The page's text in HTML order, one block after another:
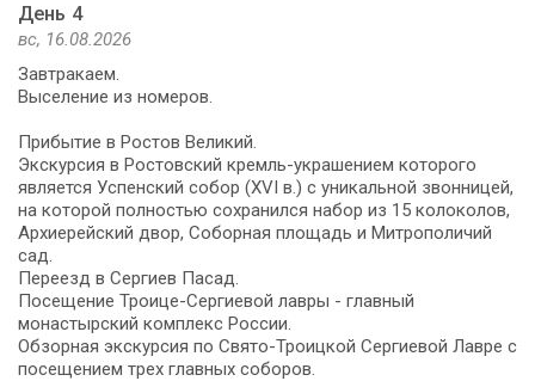
День 4
вс, 16.08.2026
Завтракаем.
Выселение из номеров.
Прибытие в Ростов Великий.
Экскурсия в Ростовский кремль-украшением которого
является Успенский собор (XVI в.) с уникальной звонницей,
на которой полностью сохранился набор из 15 колоколов,
Архиерейский двор, Соборная площадь и Митрополичий
сад.
Переезд в Сергиев Пасад.
Посещение Троице-Сергиевой лавры - главный
монастырский комплекс России.
Обзорная экскурсия по Свято-Троицкой Сергиевой Лавре с
посещением трех главных соборов.